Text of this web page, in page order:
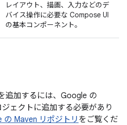
レイアウト、描画、入力などのデ
バイス操作に必要な Compose UI
の基本コンポーネント。
追加するには、Google の
ェクトに追加する必要があり
の Maven リポジトリ をご覧くだ